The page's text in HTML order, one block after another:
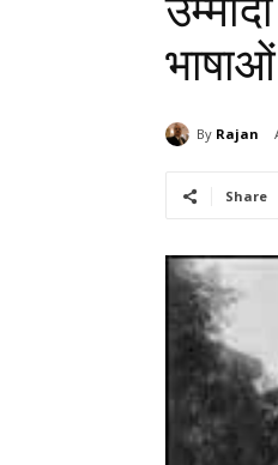
By Rajan
Share